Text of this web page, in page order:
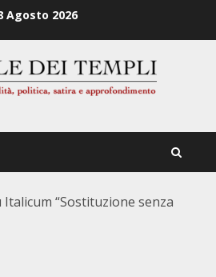
Agosto 2026
“Sostituzione senza